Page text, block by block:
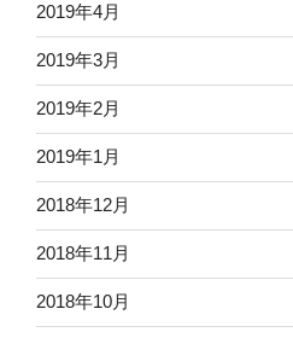
2019年4月
2019年3月
2019年2月
2019年1月
2018年12月
2018年11月
2018年10月